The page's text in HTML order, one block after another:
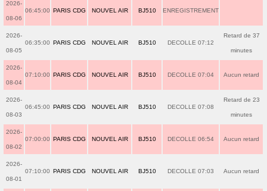
2026-
08-06
06:45:00 PARIS CDG NOUVEL AIR BJ510 ENREGISTREMENT
2026-
08-05
06:35:00 PARIS CDG NOUVEL AIR BJ510 DECOLLE 07:12
Retard de 37
minutes
2026-
08-04
07:10:00 PARIS CDG NOUVEL AIR BJ510 DECOLLE 07:04 Aucun retard
2026-
08-03
06:45:00 PARIS CDG NOUVEL AIR BJ510 DECOLLE 07:08
Retard de 23
minutes
2026-
08-02
07:00:00 PARIS CDG NOUVEL AIR BJ510 DECOLLE 06:54 Aucun retard
2026-
08-01
07:10:00 PARIS CDG NOUVEL AIR BJ510 DECOLLE 07:03 Aucun retard